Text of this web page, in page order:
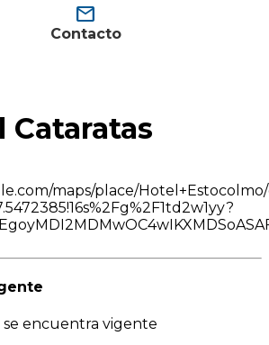
mail
Contacto
Cataratas
maps/place/Hotel+Estocolmo/
encuentra vigente